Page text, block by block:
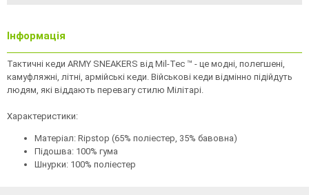
Інформація
Тактичні кеди ARMY SNEAKERS від Mil-Tec ™ - це модні, полегшені,
камуфляжні, літні, армійські кеди. Військові кеди відмінно підійдуть
людям, які віддають перевагу стилю Мілітарі.
Характеристики:
Матеріал: Ripstop (65% поліестер, 35% бавовна)
Підошва: 100% гума
Шнурки: 100% поліестер